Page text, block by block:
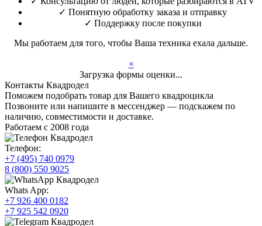
✓ Понятную обработку заказа и отправку
✓ Поддержку после покупки
Мы работаем для того, чтобы Ваша техника ехала дальше.
×
Загрузка формы оценки...
Контакты Квадродел
Поможем подобрать товар для Вашего квадроцикла
Позвоните или напишите в мессенджер — подскажем по
наличию, совместимости и доставке.
Работаем с 2008 года
Телефон:
+7 (495) 740 0979
8 (800) 550 9025
Whats App:
+7 926 400 0182
+7 925 542 0920